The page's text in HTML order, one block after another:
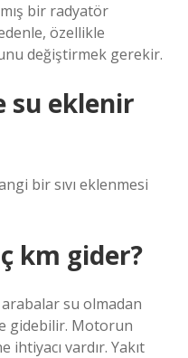
bir radyatör
özellikle
değiştirmek gerekir.
su eklenir
bir sıvı eklenmesi
km gider?
su olmadan
gidebilir. Motorun
ihtiyacı vardır. Yakıt